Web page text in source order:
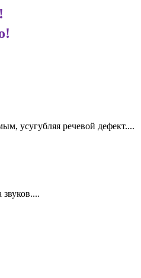
усугубляя речевой дефект....